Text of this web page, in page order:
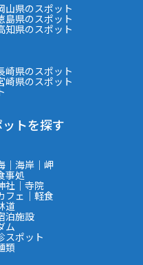
山県のスポット
島県のスポット
知県のスポット
崎県のスポット
崎県のスポット
トを探す
｜海岸｜岬
事処
社｜寺院
フェ｜軽食
道
泊施設
ム
スポット
類